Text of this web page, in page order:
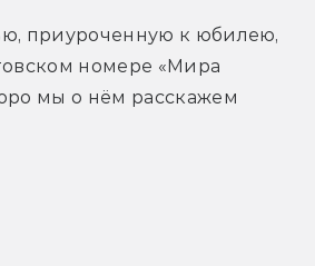
приуроченную к юбилею,
номере «Мира
мы о нём расскажем